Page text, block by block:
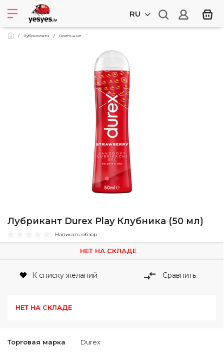
RU
Лубриканты Оральные
Лубрикант Durex Play Клубника (50 мл)
Написать обзор
Торговая марка Durex
НЕТ НА СКЛАДЕ
К списку желаний Сравнить
НЕТ НА СКЛАДЕ